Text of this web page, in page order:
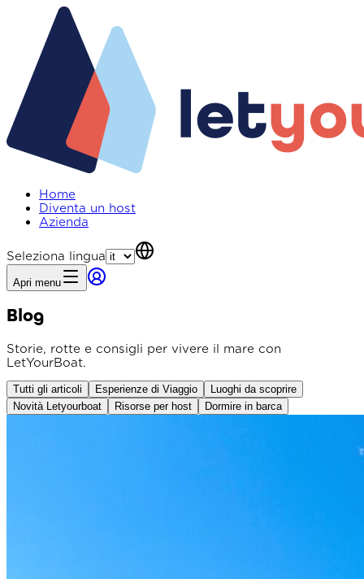
Home
Diventa un host
Azienda
Seleziona lingua
Apri menu
Blog
Storie, rotte e consigli per vivere il mare con
LetYourBoat.
Tutti gli articoli Esperienze di Viaggio
Luoghi da scoprire
Novità Letyourboat
Risorse per host Dormire in barca